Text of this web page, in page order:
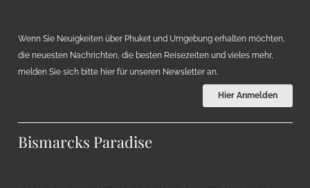
Wenn Sie Neuigkeiten über Phuket und Umgebung erhalten möchten,
die neuesten Nachrichten, die besten Reisezeiten und vieles mehr,
melden Sie sich bitte hier für unseren Newsletter an.
Hier Anmelden
Bismarcks Paradise